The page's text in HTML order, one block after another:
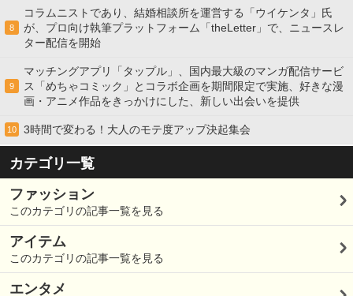
8
コラムニストであり、結婚相談所を運営する「ウイケンタ」氏
が、プロ向け執筆プラットフォーム「theLetter」で、ニュースレ
ター配信を開始
9
マッチングアプリ「タップル」、国内最大級のマンガ配信サービ
ス「めちゃコミック」とコラボ企画を期間限定で実施、好きな漫
画・アニメ作品をきっかけにした、新しい出会いを提供
10 3時間で変わる！大人のモテ度アップ決起集会
カテゴリ一覧
ファッション
このカテゴリの記事一覧を見る
アイテム
このカテゴリの記事一覧を見る
エンタメ